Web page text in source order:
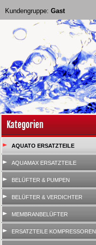
Kundengruppe: Gast
Kategorien
AQUATO ERSATZTEILE
AQUAMAX ERSATZTEILE
BELÜFTER & PUMPEN
BELÜFTER & VERDICHTER
MEMBRANBELÜFTER
ERSATZTEILE KOMPRESSOREN